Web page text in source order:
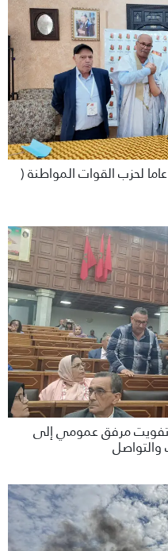
عاما لحزب القوات المواطنة (
تفويت مرفق عمومي إلى
والتواصل